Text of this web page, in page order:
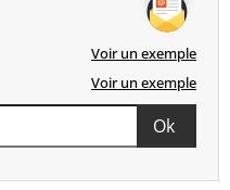
Voir un exemple
Voir un exemple